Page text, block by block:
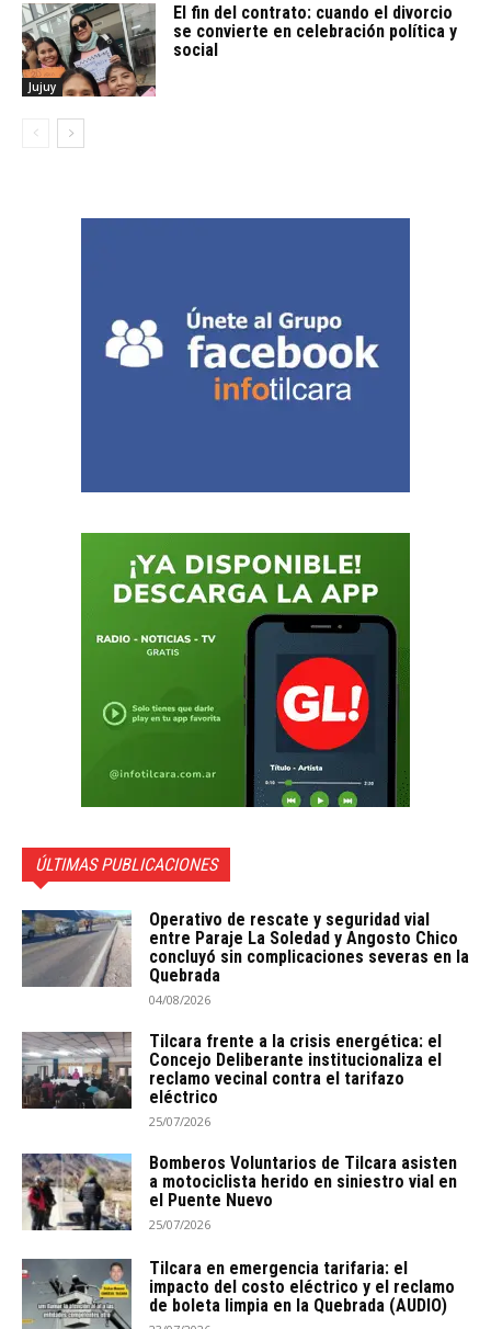
Jujuy
El fin del contrato: cuando el divorcio
se convierte en celebración política y
social
ÚLTIMAS PUBLICACIONES
Operativo de rescate y seguridad vial
entre Paraje La Soledad y Angosto Chico
concluyó sin complicaciones severas en la
Quebrada
04/08/2026
Tilcara frente a la crisis energética: el
Concejo Deliberante institucionaliza el
reclamo vecinal contra el tarifazo
eléctrico
25/07/2026
Bomberos Voluntarios de Tilcara asisten
a motociclista herido en siniestro vial en
el Puente Nuevo
25/07/2026
Tilcara en emergencia tarifaria: el
impacto del costo eléctrico y el reclamo
de boleta limpia en la Quebrada (AUDIO)